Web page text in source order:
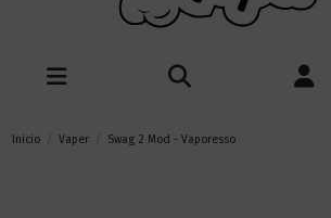
Inicio Vaper Swag 2 Mod - Vaporesso